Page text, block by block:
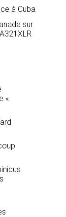
à Cuba
sur
«